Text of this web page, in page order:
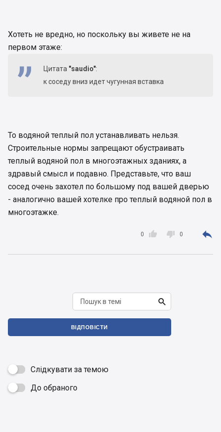
Хотеть не вредно, но поскольку вы живете не на
первом этаже:
Цитата "saudio":
к соседу вниз идет чугунная вставка
То водяной теплый пол устанавливать нельзя.
Строительные нормы запрещают обустраивать
теплый водяной пол в многоэтажных зданиях, а
здравый смысл и подавно. Представьте, что ваш
сосед очень захотел по большому под вашей дверью
- аналогично вашей хотелке про теплый водяной пол в
многоэтажке.

0  0 

ВІДПОВІСТИ
Слідкувати за темою
 До обраного